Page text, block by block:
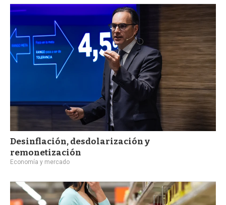
Desinflación, desdolarización y
remonetización
Economía y mercado